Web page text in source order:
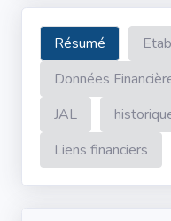
Résumé
Données
JAL
Liens financiers